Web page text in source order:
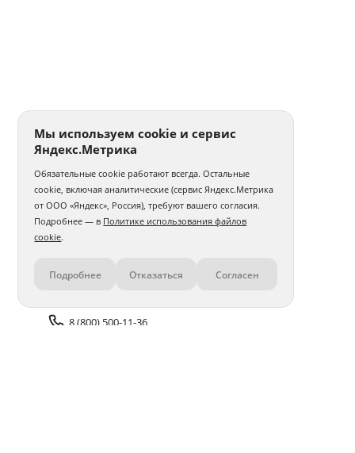
Контакты
8 (800) 500-11-36
Мы используем cookie и сервис
Яндекс.Метрика
Обязательные cookie работают всегда. Остальные
cookie, включая аналитические (сервис Яндекс.Метрика
от ООО «Яндекс», Россия), требуют вашего согласия.
Подробнее — в Политике использования файлов
cookie.
Подробнее Отказаться Согласен